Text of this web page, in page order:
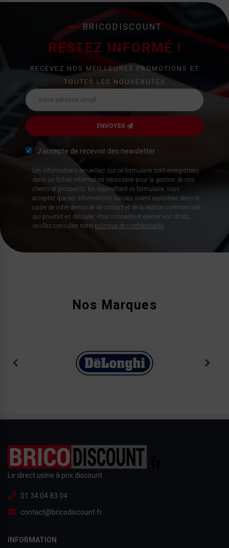
BRICODISCOUNT
RESTEZ INFORMÉ !
RECEVEZ NOS MEILLEURES PROMOTIONS ET
TOUTES LES NOUVEAUTÉS
ENVOYER
J’accepte de recevoir des newsletter
Les informations recueillies sur ce formulaire sont enregistrées
dans un fichier informatisé nécessaire pour la gestion de nos
clients et prospects. En soumettant ce formulaire, vous
acceptez que les informations saisies soient exploitées dans le
cadre de votre demande de contact et de la relation commerciale
qui pourrait en découler. Pour connaitre et exercer vos droits,
veuillez consulter notre politique de confidentialité
Nos Marques
Le direct usine à prix discount
01 34 04 83 04
contact@bricodiscount.fr
INFORMATION